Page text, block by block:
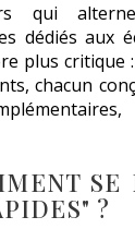
qui
dédiés aux
plus
chacun
SE
?